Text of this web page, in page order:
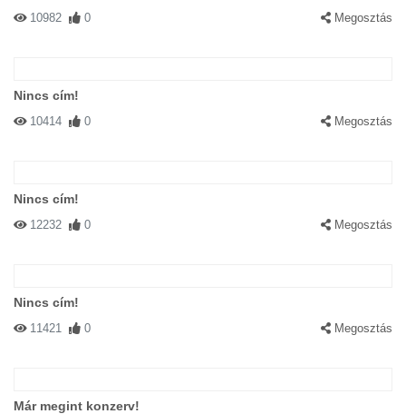
10982 0 Megosztás
Nincs cím!
10414 0 Megosztás
Nincs cím!
12232 0 Megosztás
Nincs cím!
11421 0 Megosztás
Már megint konzerv!